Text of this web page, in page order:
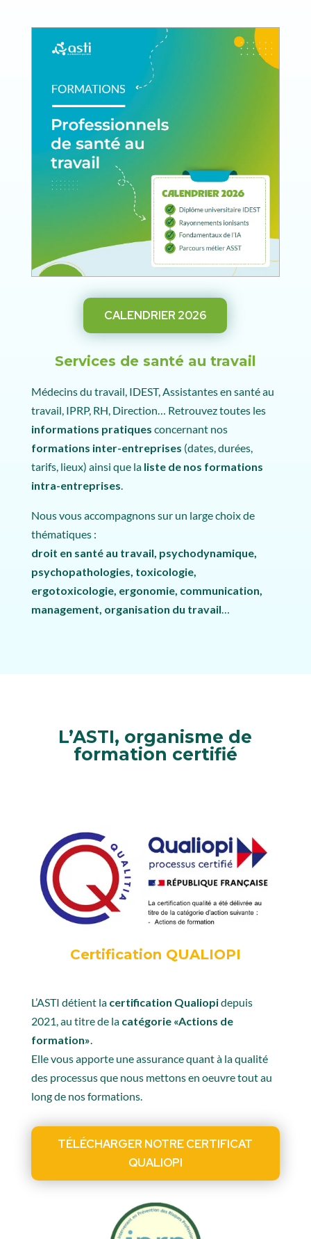
CALENDRIER 2026
Services de santé au travail
Médecins du travail, IDEST, Assistantes en santé au
travail, IPRP, RH, Direction… Retrouvez toutes les
informations pratiques concernant nos
formations inter-entreprises (dates, durées,
tarifs, lieux) ainsi que la liste de nos formations
intra-entreprises.
Nous vous accompagnons sur un large choix de
thématiques :
droit en santé au travail, psychodynamique,
psychopathologies, toxicologie,
ergotoxicologie, ergonomie, communication,
management, organisation du travail…
L’ASTI, organisme de
formation certifié
Certification QUALIOPI
L’ASTI détient la certification Qualiopidepuis
2021, au titre de lacatégorie «Actions de
formation».
Elle vous apporte une assurance quant à la qualité
des processus que nous mettons en oeuvre tout au
long de nos formations.
TÉLÉCHARGER NOTRE CERTIFICAT
QUALIOPI